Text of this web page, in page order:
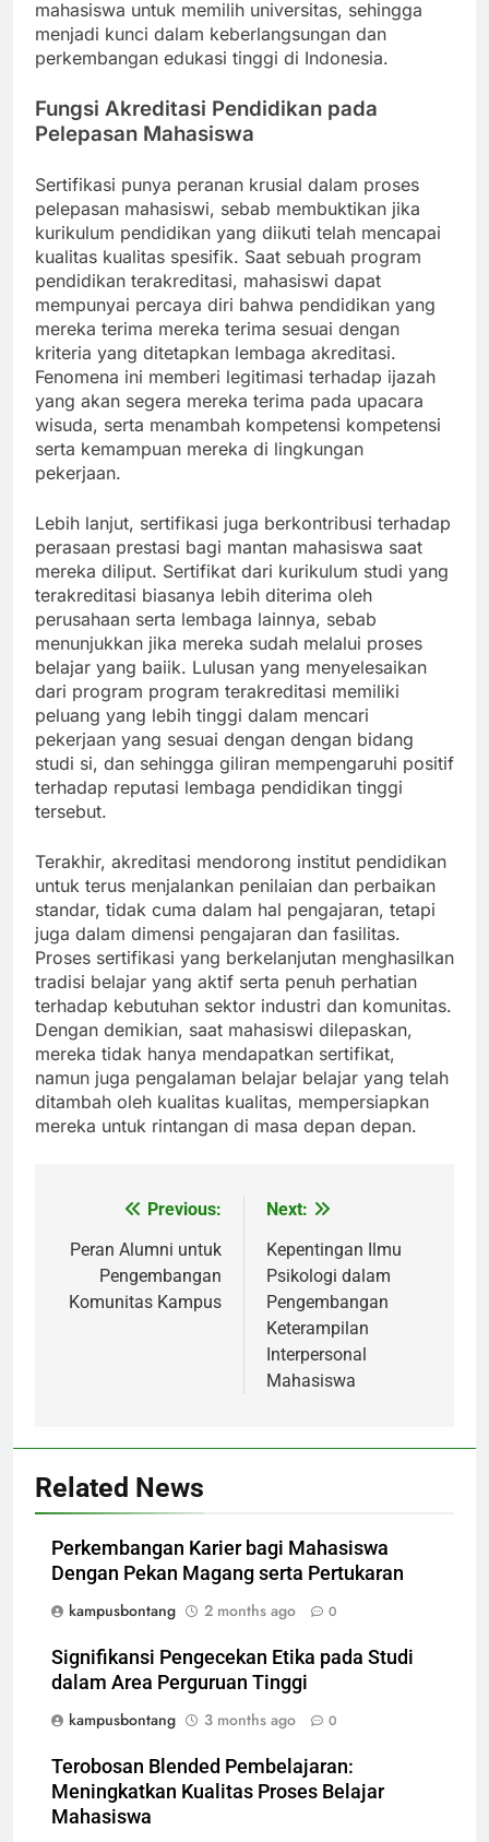
mahasiswa untuk memilih universitas, sehingga
menjadi kunci dalam keberlangsungan dan
perkembangan edukasi tinggi di Indonesia.
Fungsi Akreditasi Pendidikan pada
Pelepasan Mahasiswa
Sertifikasi punya peranan krusial dalam proses
pelepasan mahasiswi, sebab membuktikan jika
kurikulum pendidikan yang diikuti telah mencapai
kualitas kualitas spesifik. Saat sebuah program
pendidikan terakreditasi, mahasiswi dapat
mempunyai percaya diri bahwa pendidikan yang
mereka terima mereka terima sesuai dengan
kriteria yang ditetapkan lembaga akreditasi.
Fenomena ini memberi legitimasi terhadap ijazah
yang akan segera mereka terima pada upacara
wisuda, serta menambah kompetensi kompetensi
serta kemampuan mereka di lingkungan
pekerjaan.
Lebih lanjut, sertifikasi juga berkontribusi terhadap
perasaan prestasi bagi mantan mahasiswa saat
mereka diliput. Sertifikat dari kurikulum studi yang
terakreditasi biasanya lebih diterima oleh
perusahaan serta lembaga lainnya, sebab
menunjukkan jika mereka sudah melalui proses
belajar yang baiik. Lulusan yang menyelesaikan
dari program program terakreditasi memiliki
peluang yang lebih tinggi dalam mencari
pekerjaan yang sesuai dengan dengan bidang
studi si, dan sehingga giliran mempengaruhi positif
terhadap reputasi lembaga pendidikan tinggi
tersebut.
Terakhir, akreditasi mendorong institut pendidikan
untuk terus menjalankan penilaian dan perbaikan
standar, tidak cuma dalam hal pengajaran, tetapi
juga dalam dimensi pengajaran dan fasilitas.
Proses sertifikasi yang berkelanjutan menghasilkan
tradisi belajar yang aktif serta penuh perhatian
terhadap kebutuhan sektor industri dan komunitas.
Dengan demikian, saat mahasiswi dilepaskan,
mereka tidak hanya mendapatkan sertifikat,
namun juga pengalaman belajar belajar yang telah
ditambah oleh kualitas kualitas, mempersiapkan
mereka untuk rintangan di masa depan depan.
navigation
Previous:
Peran Alumni untuk
Pengembangan
Komunitas Kampus
Next:
Kepentingan Ilmu
Psikologi dalam
Pengembangan
Keterampilan
Interpersonal
Mahasiswa
Related News
Perkembangan Karier bagi Mahasiswa
Dengan Pekan Magang serta Pertukaran
kampusbontang
2 months ago 0
Signifikansi Pengecekan Etika pada Studi
dalam Area Perguruan Tinggi
kampusbontang
3 months ago 0
Terobosan Blended Pembelajaran:
Meningkatkan Kualitas Proses Belajar
Mahasiswa